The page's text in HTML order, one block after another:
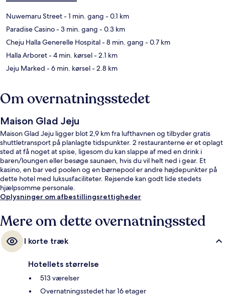
Nuwemaru Street- 1 min. gang - 0.1 km
Paradise Casino- 3 min. gang - 0.3 km
Cheju Halla Generelle Hospital- 8 min. gang - 0.7 km
Halla Arboret- 4 min. kørsel- 2.1 km
Jeju Marked - 6 min. kørsel- 2.8 km
Om overnatningsstedet
Maison Glad Jeju
Maison Glad Jeju ligger blot 2,9 km fra lufthavnen og tilbyder gratis
shuttletransport på planlagte tidspunkter. 2 restauranterne er et oplagt
sted at få noget at spise, ligesom du kan slappe af med en drink i
baren/loungen eller besøge saunaen, hvis du vil helt ned i gear. Et
kasino, en bar ved poolen og en børnepool er andre højdepunkter på
dette hotel med luksusfaciliteter. Rejsende kan godt lide stedets
hjælpsomme personale.
Oplysninger om afbestillingsrettigheder
Mere om dette overnatningssted
I korte træk
Hotellets størrelse
513 værelser
Overnatningsstedet har 16 etager